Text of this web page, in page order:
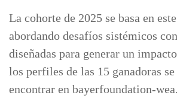
La cohorte de 2025 se basa en
abordando desafíos sistémicos
diseñadas para generar un
los perfiles de las 15 ganadoras se
encontrar en bayerfoundation-